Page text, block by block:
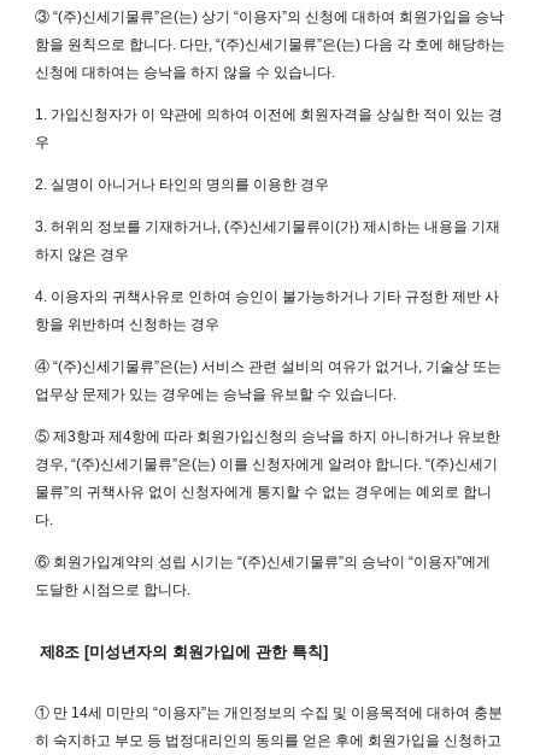
③ “(주)신세기물류”은(는) 상기 “이용자”의 신청에 대하여 회원가입을 승낙
함을 원칙으로 합니다. 다만, “(주)신세기물류”은(는) 다음 각 호에 해당하는
신청에 대하여는 승낙을 하지 않을 수 있습니다.
1. 가입신청자가 이 약관에 의하여 이전에 회원자격을 상실한 적이 있는 경
우
2. 실명이 아니거나 타인의 명의를 이용한 경우
3. 허위의 정보를 기재하거나, (주)신세기물류이(가) 제시하는 내용을 기재
하지 않은 경우
4. 이용자의 귀책사유로 인하여 승인이 불가능하거나 기타 규정한 제반 사
항을 위반하며 신청하는 경우
④ “(주)신세기물류”은(는) 서비스 관련 설비의 여유가 없거나, 기술상 또는
업무상 문제가 있는 경우에는 승낙을 유보할 수 있습니다.
⑤ 제3항과 제4항에 따라 회원가입신청의 승낙을 하지 아니하거나 유보한
경우, “(주)신세기물류”은(는) 이를 신청자에게 알려야 합니다. “(주)신세기
물류”의 귀책사유 없이 신청자에게 통지할 수 없는 경우에는 예외로 합니
다.
⑥ 회원가입계약의 성립 시기는 “(주)신세기물류”의 승낙이 “이용자”에게
도달한 시점으로 합니다.
제8조 [미성년자의 회원가입에 관한 특칙]
① 만 14세 미만의 “이용자”는 개인정보의 수집 및 이용목적에 대하여 충분
히 숙지하고 부모 등 법정대리인의 동의를 얻은 후에 회원가입을 신청하고